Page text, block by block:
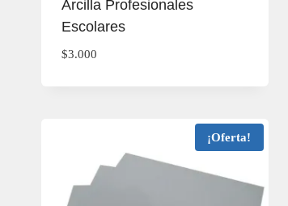
Arcilla Profesionales
Escolares
$3.000
¡Oferta!